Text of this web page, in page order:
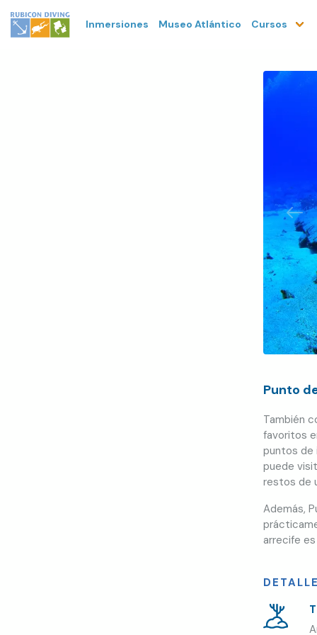
Inmersiones Museo Atlántico Cursos
Punto
También
favoritos
puntos de
puede
restos de
Además,
arrecife